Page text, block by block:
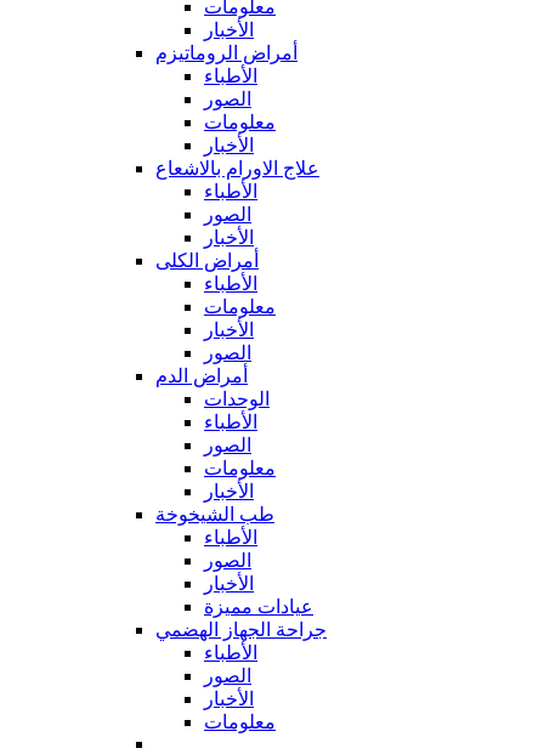
معلومات
الأخبار
أمراض الروماتيزم
الأطباء
الصور
معلومات
الأخبار
علاج الاورام بالاشعاع
الأطباء
الصور
الأخبار
أمراض الكلى
الأطباء
معلومات
الأخبار
الصور
أمراض الدم
الوحدات
الأطباء
الصور
معلومات
الأخبار
طب الشيخوخة
الأطباء
الصور
الأخبار
عيادات مميزة
جراحة الجهاز الهضمي
الأطباء
الصور
الأخبار
معلومات